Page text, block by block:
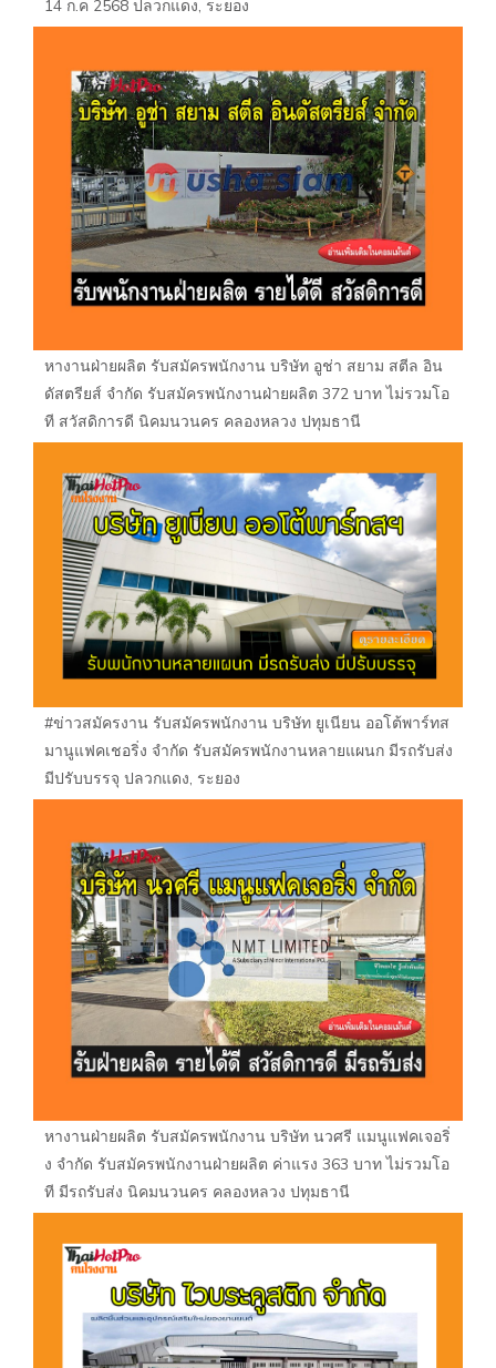
14 ก.ค 2568 ปลวกแดง, ระยอง
หางานฝ่ายผลิต รับสมัครพนักงาน บริษัท อูช่า สยาม สตีล อิน
ดัสตรียส์ จำกัด รับสมัครพนักงานฝ่ายผลิต 372 บาท ไม่รวมโอ
ที สวัสดิการดี นิคมนวนคร คลองหลวง ปทุมธานี
#ข่าวสมัครงาน รับสมัครพนักงาน บริษัท ยูเนียน ออโต้พาร์ทส
มานูแฟคเชอริ่ง จำกัด รับสมัครพนักงานหลายแผนก มีรถรับส่ง
มีปรับบรรจุ ปลวกแดง, ระยอง
หางานฝ่ายผลิต รับสมัครพนักงาน บริษัท นวศรี แมนูแฟคเจอริ่
ง จำกัด รับสมัครพนักงานฝ่ายผลิต ค่าแรง 363 บาท ไม่รวมโอ
ที มีรถรับส่ง นิคมนวนคร คลองหลวง ปทุมธานี